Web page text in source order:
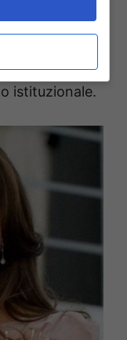
mirino
gli splendidi
Middleton
istituzionale.